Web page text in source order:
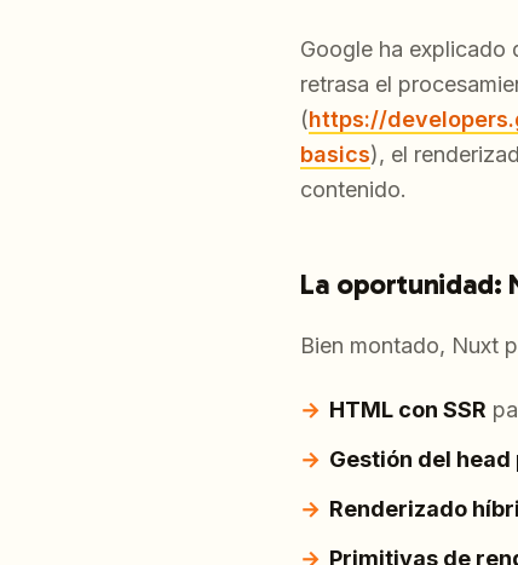
Google ha explicado
retrasa el
(https://
basics), el
contenido.
La oportunidad:
Bien montado, Nuxt
HTML con SSR
Gestión del head
Renderizado
Primitivas de